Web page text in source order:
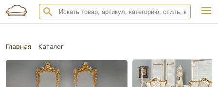
Главная Каталог